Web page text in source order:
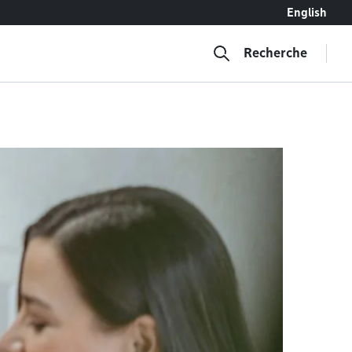
English
Recherche